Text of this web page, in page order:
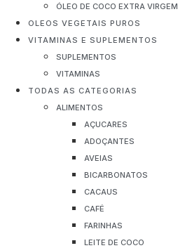
ÓLEO DE COCO EXTRA VIRGEM
OLEOS VEGETAIS PUROS
VITAMINAS E SUPLEMENTOS
SUPLEMENTOS
VITAMINAS
TODAS AS CATEGORIAS
ALIMENTOS
AÇUCARES
ADOÇANTES
AVEIAS
BICARBONATOS
CACAUS
CAFÉ
FARINHAS
LEITE DE COCO